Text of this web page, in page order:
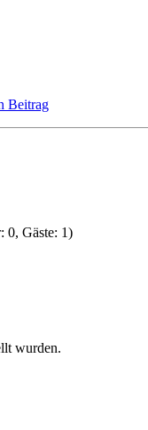
0, Gäste: 1)
wurden.